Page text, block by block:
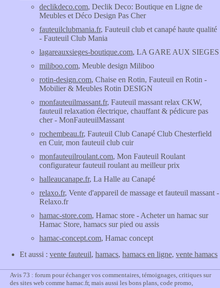
declikdeco.com, Declik Deco: Boutique en Ligne de
Meubles et Déco Design Pas Cher
fauteuilclubmania.fr, Fauteuil club et canapé haute qualité
- Fauteuil Club Mania
lagareauxsieges-boutique.com, LA GARE AUX SIEGES
miliboo.com, Meuble design Miliboo
rotin-design.com, Chaise en Rotin, Fauteuil en Rotin -
Mobilier & Meubles Rotin DESIGN
monfauteuilmassant.fr, Fauteuil massant relax CKW,
fauteuil relaxation électrique, chauffant & pédicure pas
cher - MonFauteuilMassant
rochembeau.fr, Fauteuil Club Canapé Club Chesterfield
en Cuir, mon fauteuil club cuir
monfauteuilroulant.com, Mon Fauteuil Roulant
configurateur fauteuil roulant au meilleur prix
halleaucanape.fr, La Halle au Canapé
relaxo.fr, Vente d'appareil de massage et fauteuil massant -
Relaxo.fr
hamac-store.com, Hamac store - Acheter un hamac sur
Hamac Store, hamacs sur pied ou assis
hamac-concept.com, Hamac concept
Et aussi : vente fauteuil, hamacs, hamacs en ligne, vente hamacs
Avis 73 : forum pour échanger vos commentaires, témoignages, critiques sur
des sites web comme hamac.fr, mais aussi les bons plans, code promo,